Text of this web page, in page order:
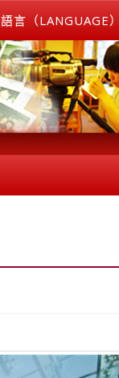
語言（LANGUAGE）